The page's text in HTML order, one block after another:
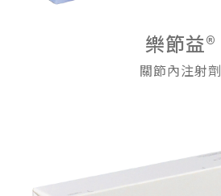
樂節益®
關節內注射劑